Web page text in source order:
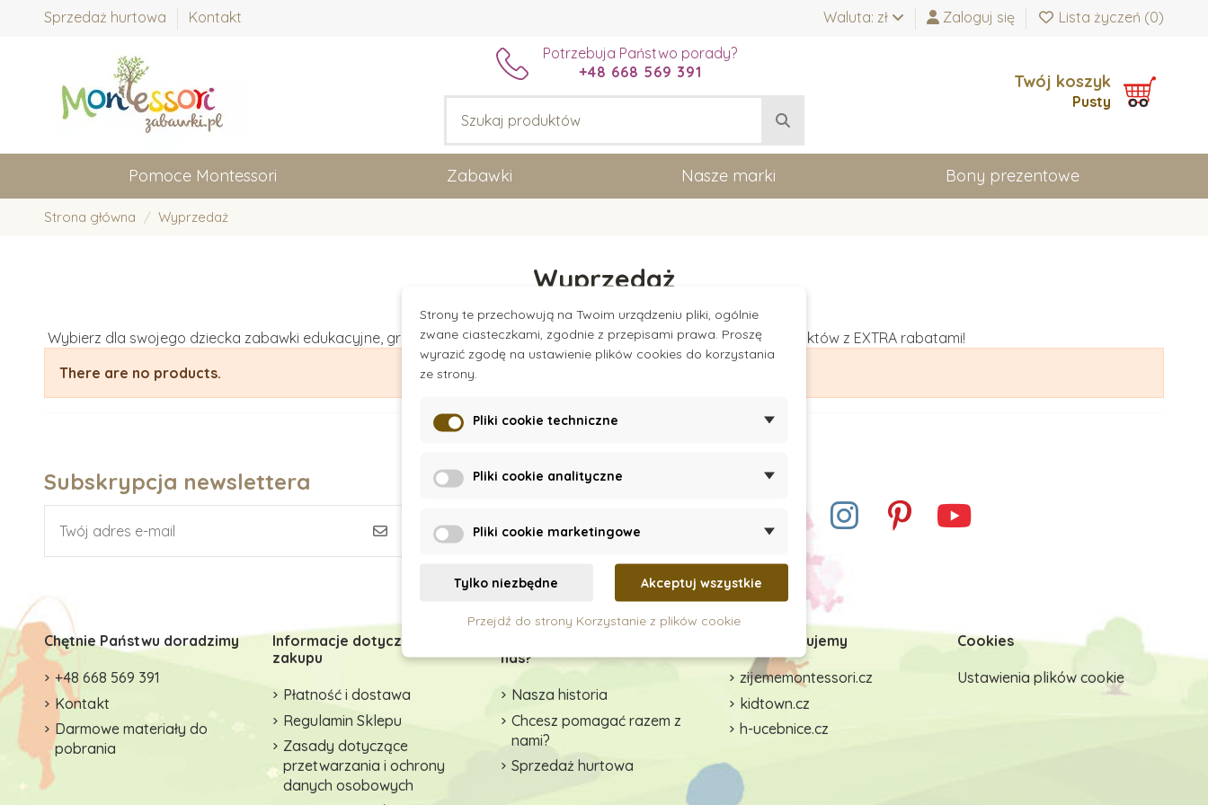
Sprzedaż hurtowa Kontakt Waluta: zł Zaloguj się Lista życzeń (0)
Potrzebuja Państwo porady?
+48 668 569 391
Twój koszyk
Pusty
Pomoce Montessori Zabawki Nasze marki Bony prezentowe
Strona główna Wyprzedaż
Wyprzedaż
Wybierz dla swojego dziecka zabawki edukacyjne, gry i pomoce w ekskluzywnych cenach. Nie przegap TOP produktów z EXTRA rabatami!
There are no products.
Subskrypcja newslettera
Chętnie Państwu doradzimy
+48 668 569 391
Kontakt
Darmowe materiały do
pobrania
Informacje dotyczące
zakupu
Płatność i dostawa
Regulamin Sklepu
Zasady dotyczące
przetwarzania i ochrony
danych osobowych
nas?
Nasza historia
Chcesz pomagać razem z
nami?
Sprzedaż hurtowa
Współpracujemy
zijememontessori.cz
kidtown.cz
h-ucebnice.cz
Cookies
Ustawienia plików cookie
Strony te przechowują na Twoim urządzeniu pliki, ogólnie
zwane ciasteczkami, zgodnie z przepisami prawa. Proszę
wyrazić zgodę na ustawienie plików cookies do korzystania
ze strony.
Pliki cookie techniczne
Pliki cookie analityczne
Pliki cookie marketingowe
Tylko niezbędne Akceptuj wszystkie
Przejdź do strony Korzystanie z plików cookie